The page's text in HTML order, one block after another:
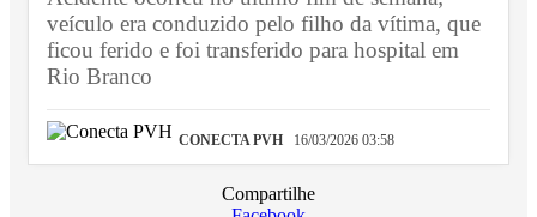
veículo era conduzido pelo filho da vítima, que
ficou ferido e foi transferido para hospital em
Rio Branco
CONECTA PVH 16/03/2026 03:58
Compartilhe